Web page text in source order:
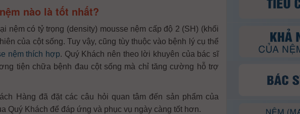
nào là tốt nhất?
có tỷ trọng (density) mousse nệm cấp độ 2 (SH) (khối
của cột sống. Tuy vậy, cũng tùy thuộc vào bệnh lý cụ thể
nệm thích hợp. Quý Khách nên theo lời khuyên của bác sĩ
tiện chữa bệnh đau cột sống mà chỉ tăng cường hỗ trợ
Hàng đã đặt các câu hỏi quan tâm đến sản phẩm của
Quý Khách để đáp ứng và phục vụ ngày càng tốt hơn.